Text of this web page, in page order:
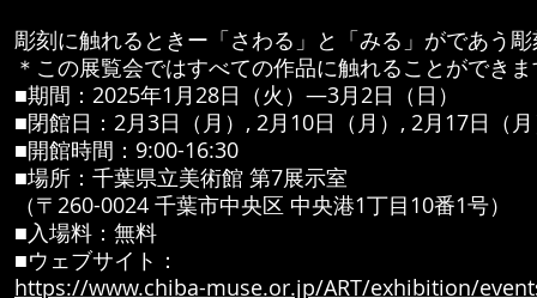
彫刻に触れるときー「さわる」と「みる」がであう
＊この展覧会ではすべての作品に触れることができ
■期間：2025年1月28日（火）―3月2日（日）
■閉館日：2月3日（月）, 2月10日（月）, 2月17日（
■開館時間：9:00-16:30
■場所：千葉県立美術館 第7展示室
（〒260-0024 千葉市中央区 中央港1丁目10番1号）
■入場料：無料
■ウェブサイト：
https://www.chiba-muse.or.jp/ART/exhibition/